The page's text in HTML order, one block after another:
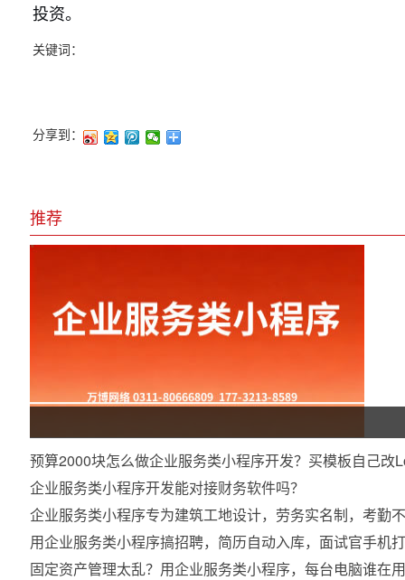
投资。
关键词：
分享到：
推荐
预算2000块怎么做企业服务类小程序开发？买模板自己改
企业服务类小程序开发能对接财务软件吗？
企业服务类小程序专为建筑工地设计，劳务实名制，考勤
用企业服务类小程序搞招聘，简历自动入库，面试官手机
固定资产管理太乱？用企业服务类小程序，每台电脑谁在